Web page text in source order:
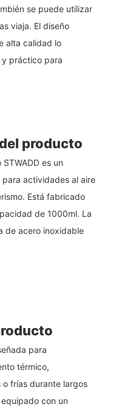
se puede utilizar
viaja. El diseño
alta calidad lo
práctico para
producto
es un
actividades al aire
Está fabricado
de 1000ml. La
de acero inoxidable
para
térmico,
frías durante largos
con un